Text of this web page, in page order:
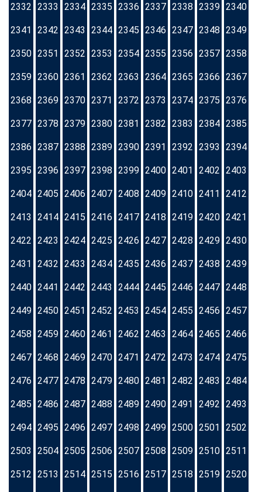
2332 2333 2334 2335 2336 2337 2338 2339 2340
2341 2342 2343 2344 2345 2346 2347 2348 2349
2350 2351 2352 2353 2354 2355 2356 2357 2358
2359 2360 2361 2362 2363 2364 2365 2366 2367
2368 2369 2370 2371 2372 2373 2374 2375 2376
2377 2378 2379 2380 2381 2382 2383 2384 2385
2386 2387 2388 2389 2390 2391 2392 2393 2394
2395 2396 2397 2398 2399 2400 2401 2402 2403
2404 2405 2406 2407 2408 2409 2410 2411 2412
2413 2414 2415 2416 2417 2418 2419 2420 2421
2422 2423 2424 2425 2426 2427 2428 2429 2430
2431 2432 2433 2434 2435 2436 2437 2438 2439
2440 2441 2442 2443 2444 2445 2446 2447 2448
2449 2450 2451 2452 2453 2454 2455 2456 2457
2458 2459 2460 2461 2462 2463 2464 2465 2466
2467 2468 2469 2470 2471 2472 2473 2474 2475
2476 2477 2478 2479 2480 2481 2482 2483 2484
2485 2486 2487 2488 2489 2490 2491 2492 2493
2494 2495 2496 2497 2498 2499 2500 2501 2502
2503 2504 2505 2506 2507 2508 2509 2510 2511
2512 2513 2514 2515 2516 2517 2518 2519 2520